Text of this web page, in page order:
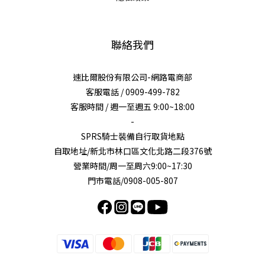
聯絡我們
速比爾股份有限公司-網路電商部
客服電話 / 0909-499-782
客服時間 / 週一至週五 9:00~18:00
-
SPRS騎士裝備自行取貨地點
自取地址/新北市林口區文化北路二段376號
營業時間/周一至周六9:00~17:30
門市電話/0908-005-807